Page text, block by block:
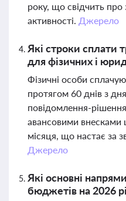
року, що свідчить про
активності. Джерело
Які строки сплати
для фізичних і
Фізичні особи
протягом 60 днів з
повідомлення-
авансовими внесками
місяця, що настає за
Джерело
Які основні
бюджетів на 2026